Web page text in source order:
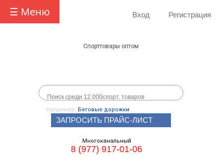
☰ Меню Вход Регистрация
Спорттовары оптом
Например, Беговые дорожки
ЗАПРОСИТЬ ПРАЙС-ЛИСТ
Многоканальный
8 (977) 917-01-06